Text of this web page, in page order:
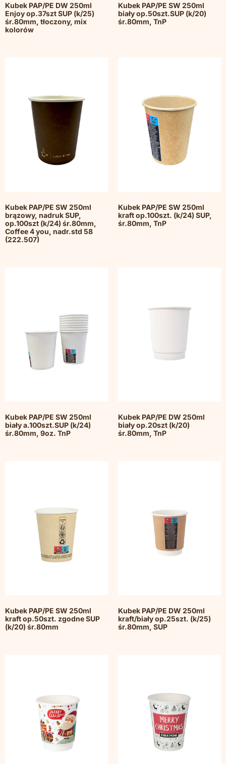
Kubek PAP/PE DW 250ml
Enjoy op.37szt SUP (k/25)
śr.80mm, tłoczony, mix
kolorów
Kubek PAP/PE SW 250ml
biały op.50szt.SUP (k/20)
śr.80mm, TnP
Kubek PAP/PE SW 250ml
brązowy, nadruk SUP,
op.100szt (k/24) śr.80mm,
Coffee 4 you, nadr.std 58
(222.507)
Kubek PAP/PE SW 250ml
kraft op.100szt. (k/24) SUP,
śr.80mm, TnP
Kubek PAP/PE SW 250ml
biały a.100szt.SUP (k/24)
śr.80mm, 9oz. TnP
Kubek PAP/PE DW 250ml
biały op.20szt (k/20)
śr.80mm, TnP
Kubek PAP/PE SW 250ml
kraft op.50szt. zgodne SUP
(k/20) śr.80mm
Kubek PAP/PE DW 250ml
kraft/biały op.25szt. (k/25)
śr.80mm, SUP